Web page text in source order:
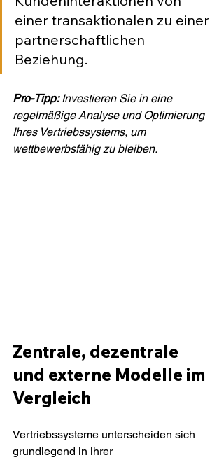
einer transaktionalen zu einer
partnerschaftlichen
Beziehung.
Pro-Tipp: Investieren Sie in eine
regelmäßige Analyse und Optimierung
Ihres Vertriebssystems, um
wettbewerbsfähig zu bleiben.
Zentrale, dezentrale
und externe Modelle im
Vergleich
Vertriebssysteme unterscheiden sich
grundlegend in ihrer